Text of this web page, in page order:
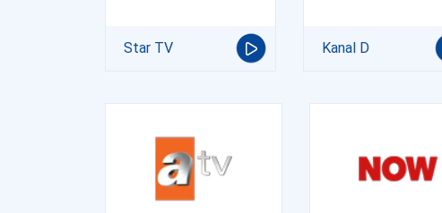
Star TV Kanal D